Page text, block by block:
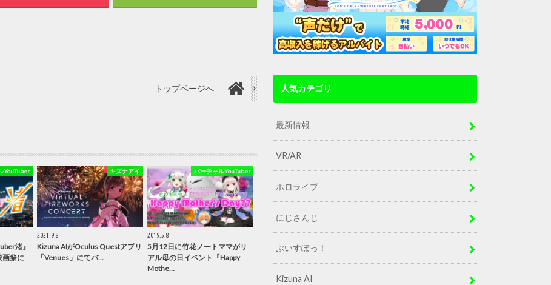
トップページへ
YouTuber
渚』
画祭に
キズナアイ
2021.9.8
Kizuna AIがOculus Questアプリ
「Venues」にてバ…
バーチャルYouTuber
2019.5.8
5月12日に竹花ノートママがリ
アル母の日イベント『Happy
Mothe…
人気カテゴリ
最新情報
VR/AR
ホロライブ
にじさんじ
ぶいすぽっ！
Kizuna AI